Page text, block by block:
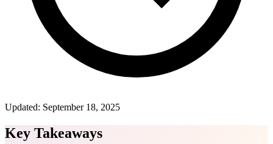
Updated: September 18, 2025
Key Takeaways